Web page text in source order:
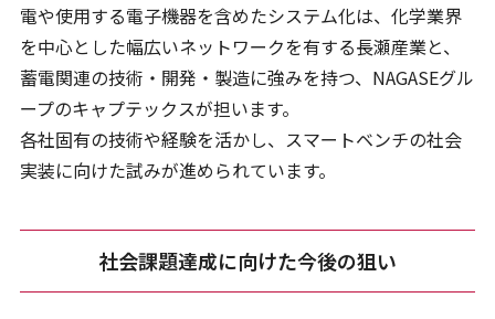
電や使用する電子機器を含めたシステム化は、化学業界
を中心とした幅広いネットワークを有する長瀬産業と、
蓄電関連の技術・開発・製造に強みを持つ、NAGASEグル
ープのキャプテックスが担います。
各社固有の技術や経験を活かし、スマートベンチの社会
実装に向けた試みが進められています。
社会課題達成に向けた今後の狙い